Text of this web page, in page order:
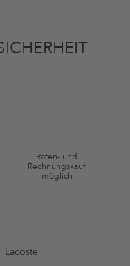
Raten- und
Rechnungskauf
möglich
Lacoste